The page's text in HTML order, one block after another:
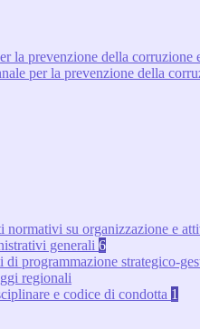
la prevenzione della corruzione
per la prevenzione della
normativi su organizzazione e
generali 6
di programmazione strategico-
regionali
e codice di condotta 1